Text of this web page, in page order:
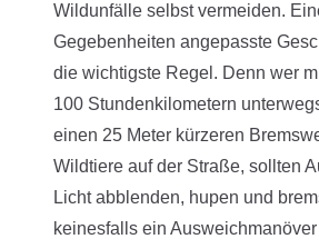
Wildunfälle selbst vermeiden.
Gegebenheiten angepasste
die wichtigste Regel. Denn wer
100 Stundenkilometern
einen 25 Meter kürzeren
Wildtiere auf der Straße, sollten
Licht abblenden, hupen und
keinesfalls ein